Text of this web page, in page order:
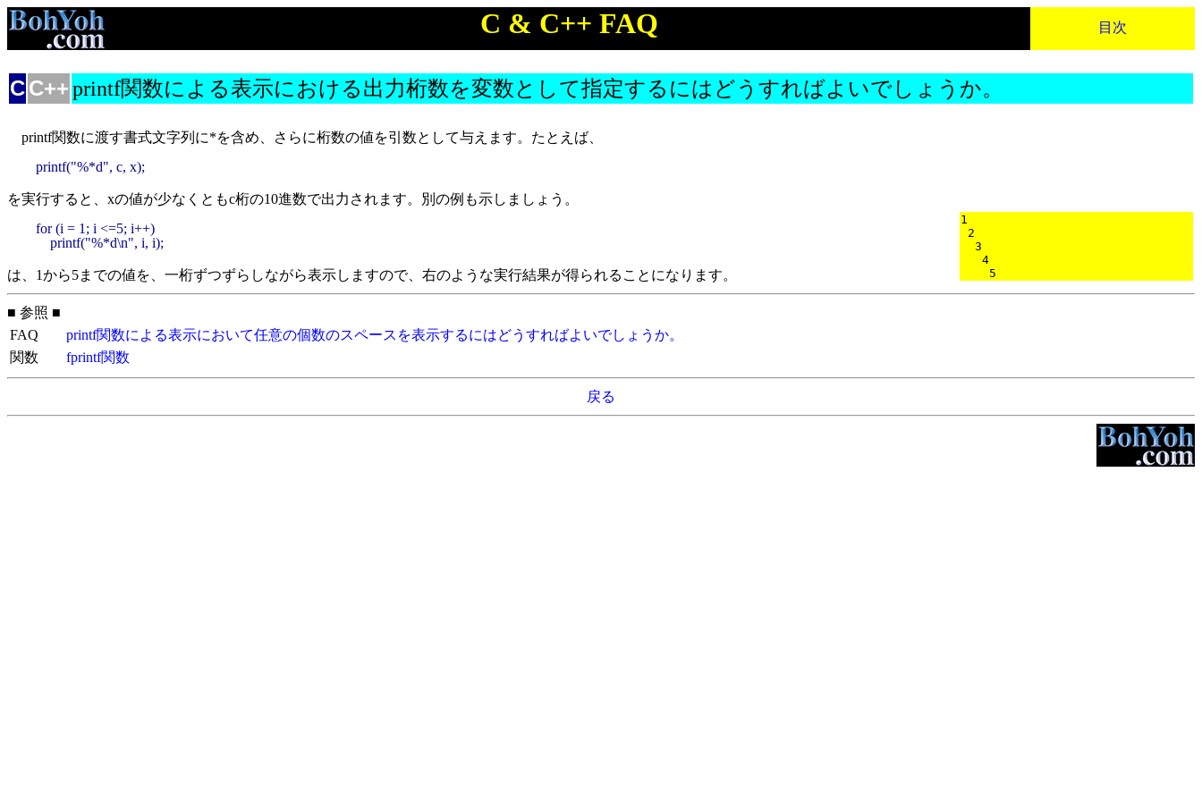
C & C++ FAQ 目次
CC++printf関数による表示における出力桁数を変数として指定するにはどうすればよいでしょうか。
printf関数に渡す書式文字列に*を含め、さらに桁数の値を引数として与えます。たとえば、
printf("%*d", c, x);
を実行すると、xの値が少なくともc桁の10進数で出力されます。別の例も示しましょう。
1
2
  3
   4
    5
for (i = 1; i <=5; i++)
    printf("%*d\n", i, i);
は、1から5までの値を、一桁ずつずらしながら表示しますので、右のような実行結果が得られることになります。
■ 参照 ■
FAQ
printf関数による表示において任意の個数のスペースを表示するにはどうすればよいでしょうか。
関数
fprintf関数
戻る